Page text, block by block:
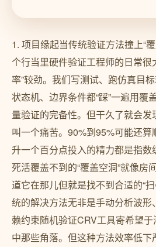
1. 项目缘起当传统验证方法撞上“
个行当里硬件验证工程师的日常很
率”较劲。我们写测试、跑仿真目
状态机、边界条件都“踩”一遍用覆
量验证的完备性。但干久了就会
叫一个痛苦。90%到95%可能还
升一个百分点投入的精力都是指数
死活覆盖不到的“覆盖空洞”就像房
道它在那儿但就是找不到合适的“
统的解决方法无非是手动分析波形
赖约束随机验证CRV工具寄希望于
中那些角落。但这种方法效率低